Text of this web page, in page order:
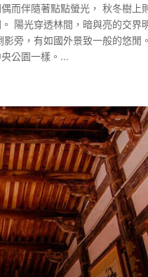
而伴隨著點點螢光， 秋冬樹上
陽光穿透林間，暗與亮的交界
旁，有如國外景致一般的悠閒
公園一樣。...